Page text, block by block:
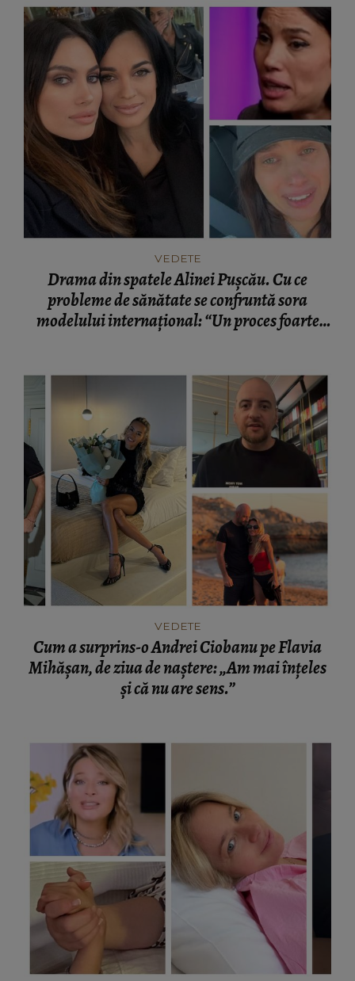
VEDETE
Drama din spatele Alinei Pușcău. Cu ce
probleme de sănătate se confruntă sora
modelului internațional: “Un proces foarte
VEDETE
Cum a surprins-o Andrei Ciobanu pe Flavia
Mihășan, de ziua de naștere: „Am mai înțeles
și că nu are sens.”